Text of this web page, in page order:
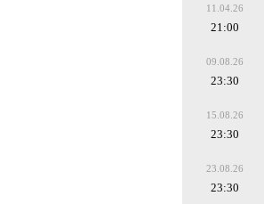
11.04.26
21:00
09.08.26
23:30
15.08.26
23:30
23.08.26
23:30